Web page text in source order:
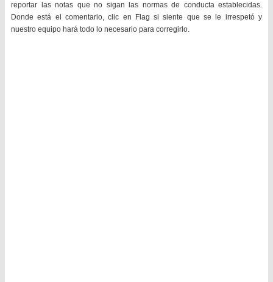
reportar las notas que no sigan las normas de conducta establecidas.
Donde está el comentario, clic en Flag si siente que se le irrespetó y
nuestro equipo hará todo lo necesario para corregirlo.